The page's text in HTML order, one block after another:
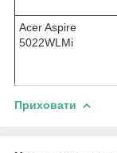
Acer Aspire
5022WLMi
Приховати